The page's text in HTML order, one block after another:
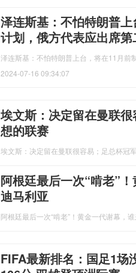
泽连斯基：不怕特朗普
计划，俄方代表应出席
泽连斯基：不怕特朗普上台，将在11月前
2024-07-16 09:34:07
埃文斯：决定留在曼联
想的联赛
埃文斯：决定留在曼联很容易；足总杯冠
阿根廷最后一次“啃老”
迪马利亚
阿根廷最后一次“啃老”！黄金一代谢幕，
FIFA最新排名：国足1场